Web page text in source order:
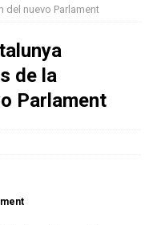
nuevo Parlament
de la
Parlament